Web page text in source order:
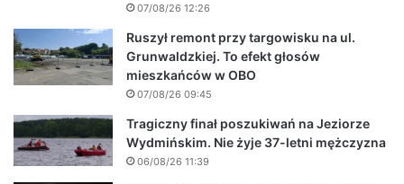
07/08/26 12:26
Ruszył remont przy targowisku na ul.
Grunwaldzkiej. To efekt głosów
mieszkańców w OBO
07/08/26 09:45
Tragiczny finał poszukiwań na Jeziorze
Wydmińskim. Nie żyje 37-letni mężczyzna
06/08/26 11:39